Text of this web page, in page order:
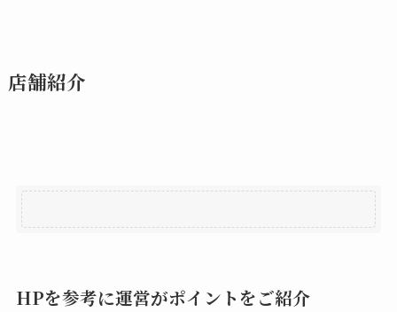
店舗紹介
HPを参考に運営がポイントをご紹介